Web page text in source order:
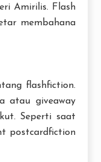
Amirilis. Flash
membahana
flashfiction.
atau giveaway
Seperti saat
postcardfiction